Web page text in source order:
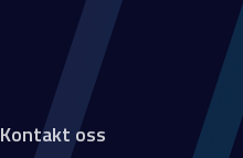
Kontakt oss